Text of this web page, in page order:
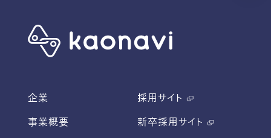
企業
事業概要
採用サイト
新卒採用サイト